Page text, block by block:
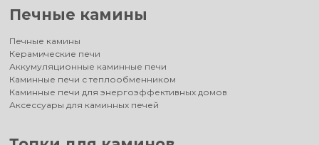
Печные камины
Печные камины
Керамические печи
Аккумуляционные каминные печи
Каминные печи с теплообменником
Каминные печи для энергоэффективных домов
Аксессуары для каминных печей